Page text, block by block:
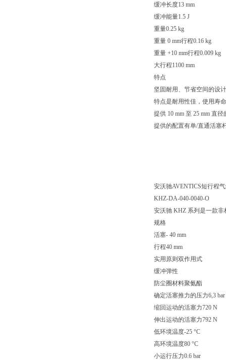
缓冲长度13 mm
缓冲能量1.5 J
重量0.25 kg
重量 0 mm行程0.16 kg
重量 +10 mm行程0.009 kg
大行程1100 mm
特点
坚固耐用、节省空间的设计
特点是耐用性佳，使用寿
提供 10 mm 至 25 mm 直径
提供的配置有单/直通活塞
安沃驰AVENTICS短行程
KHZ-DA-040-0040-O
安沃驰 KHZ 系列是一款
规格
活塞- 40 mm
行程40 mm
实用原则双作用式
缓冲弹性
防尘圈材料聚氨酯
确定活塞推力的压力6,3 bar
缩回运动的活塞力720 N
伸出运动的活塞力792 N
低环境温度-25 °C
高环境温度80 °C
小运行压力0.6 bar